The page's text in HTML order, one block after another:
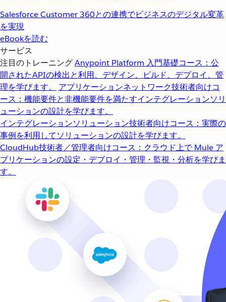
Salesforce Customer 360との連携でビジネスのデジタル変革
を実現
eBookを読む
サービス
注目のトレーニングAnypoint Platform 入門基礎コース：公
開されたAPIの検出と利用、デザイン、ビルド、デプロイ、管
理を学びます。
アプリケーションネットワーク技術者向けコ
ース：機能要件と非機能要件を満たすインテグレーションソリ
ューションの設計を学びます。
インテグレーションソリューション技術者向けコース：実際の
事例を利用してソリューションの設計を学びます。
CloudHub技術者／管理者向けコース：クラウド上で Mule ア
プリケーションの設定・デプロイ・管理・監視・分析を学びま
す。